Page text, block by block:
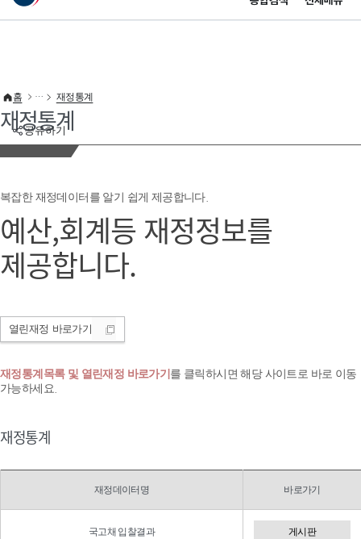
이 누리집은 대한민국 공식 전자정부 누리집입니다.
공유하기
홈 재정통계
재정통계
복잡한 재정데이터를 알기 쉽게 제공합니다.
예산,회계등 재정정보를
제공합니다.
열린재정 바로가기
재정통계목록 및 열린재정 바로가기 를 클릭하시면 해당 사이트로 바로 이동
가능하세요.
재정통계
재정데이터명 바로가기
국고채 입찰결과 게시판